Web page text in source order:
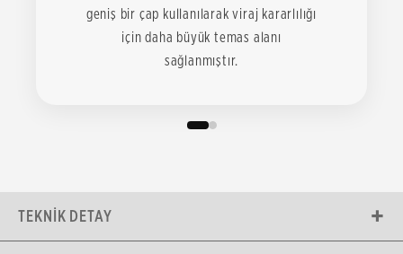
geniş bir çap kullanılarak viraj kararlılığı
için daha büyük temas alanı
sağlanmıştır.
TEKNIK DETAY